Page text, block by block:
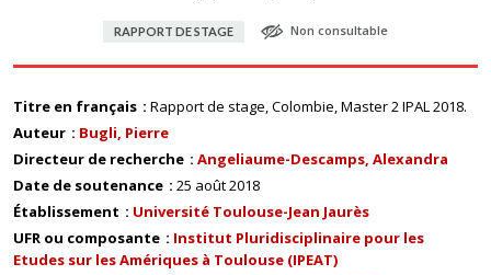
RAPPORT DE STAGE Non consultable
Titre en français
Rapport de stage, Colombie, Master 2 IPAL 2018.
Auteur
Bugli, Pierre
Directeur de recherche
Angeliaume-Descamps, Alexandra
Date de soutenance
25 août 2018
Établissement
Université Toulouse-Jean Jaurès
UFR ou composante
Institut Pluridisciplinaire pour les
Etudes sur les Amériques à Toulouse (IPEAT)